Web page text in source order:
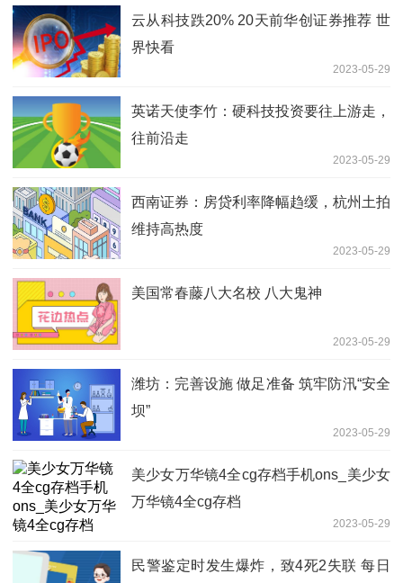
云从科技跌20% 20天前华创证券推荐 世
界快看
2023-05-29
英诺天使李竹：硬科技投资要往上游走，
往前沿走
2023-05-29
西南证券：房贷利率降幅趋缓，杭州土拍
维持高热度
2023-05-29
美国常春藤八大名校 八大鬼神
2023-05-29
潍坊：完善设施 做足准备 筑牢防汛“安全
坝”
2023-05-29
美少女万华镜4全cg存档手机ons_美少女
万华镜4全cg存档
2023-05-29
民警鉴定时发生爆炸，致4死2失联 每日